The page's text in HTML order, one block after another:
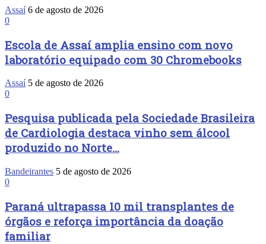
Assaí 6 de agosto de 2026
0
Escola de Assaí amplia ensino com novo
laboratório equipado com 30 Chromebooks
Assaí 5 de agosto de 2026
0
Pesquisa publicada pela Sociedade Brasileira
de Cardiologia destaca vinho sem álcool
produzido no Norte...
Bandeirantes 5 de agosto de 2026
0
Paraná ultrapassa 10 mil transplantes de
órgãos e reforça importância da doação
familiar